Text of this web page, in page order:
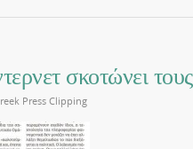
σκοτώνει
Press Clipping